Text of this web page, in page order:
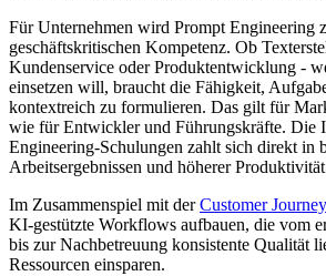
Für Unternehmen wird Prompt Engineering
geschäftskritischen Kompetenz. Ob
Kundenservice oder Produktentwicklung -
einsetzen will, braucht die Fähigkeit,
kontextreich zu formulieren. Das gilt für
wie für Entwickler und Führungskräfte. Die
Engineering-Schulungen zahlt sich direkt in
Arbeitsergebnissen und höherer Produktivität
Im Zusammenspiel mit derCustomer Journey
KI-gestützte Workflows aufbauen, die vom
bis zur Nachbetreuung konsistente Qualität
Ressourcen einsparen.